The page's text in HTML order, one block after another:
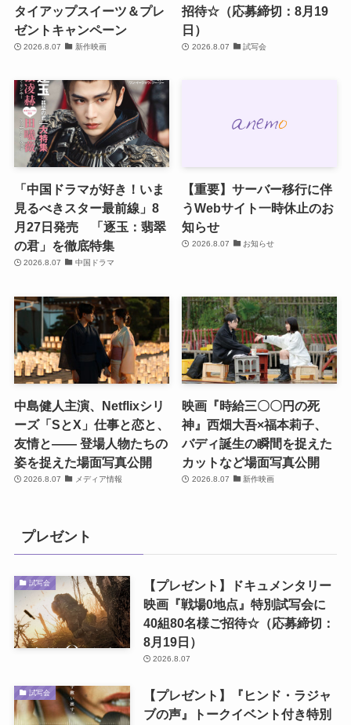
タイアップスイーツ＆プレ
ゼントキャンペーン
2026.8.07 新作映画
招待☆（応募締切：8月19
日）
2026.8.07 試写会
「中国ドラマが好き！いま
見るべきスター最前線」8
月27日発売 「逐玉：翡翠
の君」を徹底特集
2026.8.07 中国ドラマ
【重要】サーバー移行に伴
うWebサイト一時休止のお
知らせ
2026.8.07 お知らせ
中島健人主演、Netflixシリ
ーズ「SとX」仕事と恋と、
友情と―― 登場人物たちの
姿を捉えた場面写真公開
2026.8.07 メディア情報
映画『時給三〇〇円の死
神』西畑大吾×福本莉子、
バディ誕生の瞬間を捉えた
カットなど場面写真公開
2026.8.07 新作映画
プレゼント
試写会
【プレゼント】ドキュメンタリー
映画『戦場0地点』特別試写会に
40組80名様ご招待☆（応募締切：
8月19日）
2026.8.07
試写会
【プレゼント】『ヒンド・ラジャ
ブの声』トークイベント付き特別